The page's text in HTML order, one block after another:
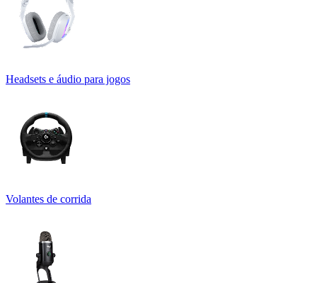
Headsets e áudio para jogos
Volantes de corrida